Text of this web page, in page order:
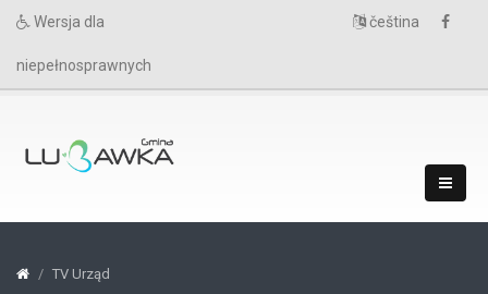
Wersja dla
niepełnosprawnych
čeština
TV Urząd